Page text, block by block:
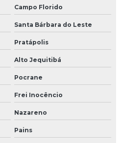
Campo Florido
Santa Bárbara do Leste
Pratápolis
Alto Jequitibá
Pocrane
Frei Inocêncio
Nazareno
Pains